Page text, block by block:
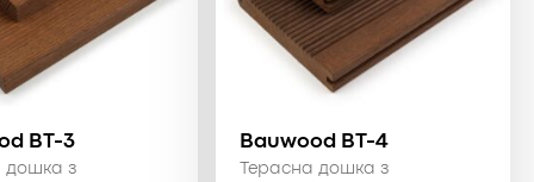
BT-3
дошка з
Bauwood BT-4
Терасна дошка з